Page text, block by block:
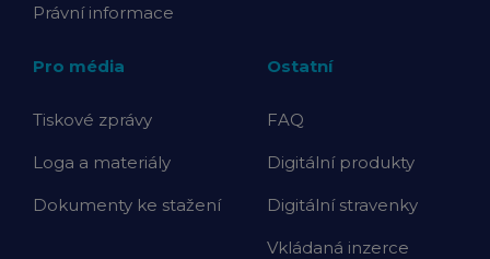
Právní informace
Pro média
Tiskové zprávy
Loga a materiály
Dokumenty ke stažení
Ostatní
FAQ
Digitální produkty
Digitální stravenky
Vkládaná inzerce